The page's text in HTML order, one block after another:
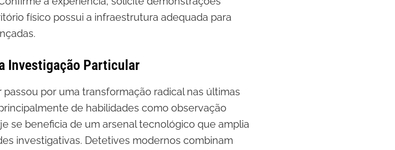
físico possui a infraestrutura adequada para
Investigação Particular
passou por uma transformação radical nas últimas
de habilidades como observação
se beneficia de um arsenal tecnológico que amplia
investigativas. Detetives modernos combinam